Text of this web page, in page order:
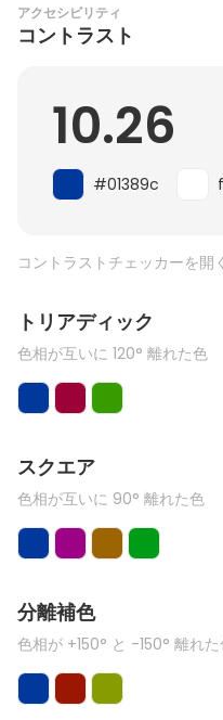
アクセシビリティ
コントラスト
10.26
#01389c
コントラストチェッカーを開く
トリアディック
色相が互いに 120° 離れた色
スクエア
色相が互いに 90° 離れた色
分離補色
色相が +150° と -150° 離れ